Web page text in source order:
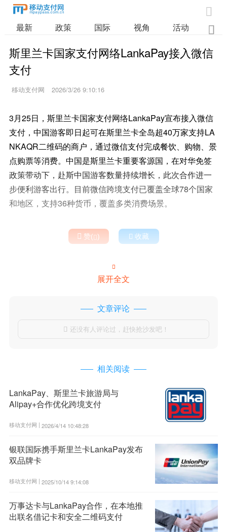

最新 政策 国际 视角 活动 业

斯里兰卡国家支付网络LankaPay接入微信
支付
移动支付网 2026/3/26 9:10:16
3月25日，斯里兰卡国家支付网络LankaPay宣布接入微信
支付，中国游客即日起可在斯里兰卡全岛超40万家支持LA
NKAQR二维码的商户，通过微信支付完成餐饮、购物、景
点购票等消费。中国是斯里兰卡重要客源国，在对华免签
政策带动下，赴斯中国游客数量持续增长，此次合作进一
步便利游客出行。目前微信跨境支付已覆盖全球78个国家
和地区，支持36种货币，覆盖多类消费场景。
 赞()  收藏

展开全文
文章评论
 还没有人评论过，赶快抢沙发吧！
相关阅读
LankaPay、斯里兰卡旅游局与
Alipay+合作优化跨境支付
移动支付网 | 2026/4/14 10:48:28
银联国际携手斯里兰卡LankaPay发布
双品牌卡
移动支付网 | 2025/10/14 9:14:08
万事达卡与LankaPay合作，在本地推
出联名借记卡和安全二维码支付